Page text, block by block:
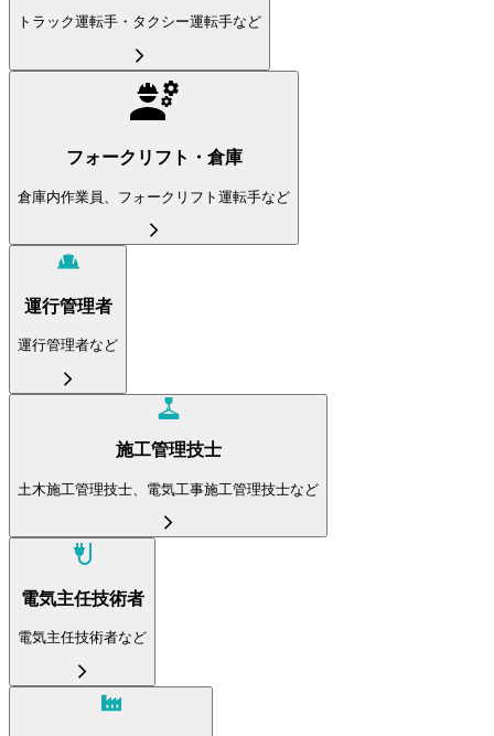
トラック運転手・タクシー運転手など
フォークリフト・倉庫
倉庫内作業員、フォークリフト運転手など
運行管理者
運行管理者など
施工管理技士
土木施工管理技士、電気工事施工管理技士など
電気主任技術者
電気主任技術者など